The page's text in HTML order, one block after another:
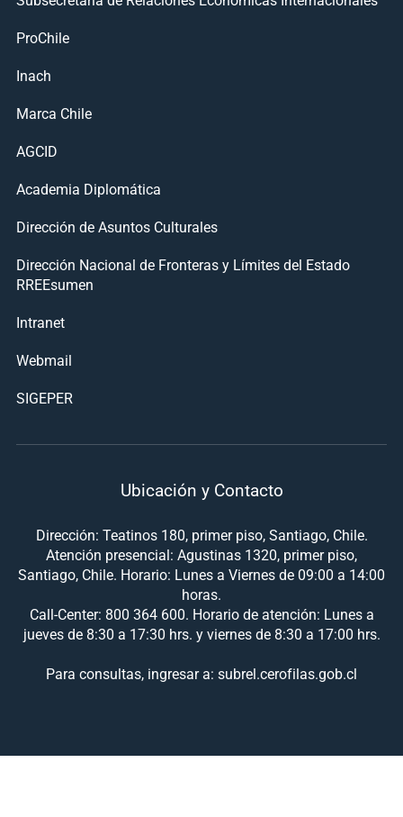
ProChile
Inach
Marca Chile
AGCID
Academia Diplomática
Dirección de Asuntos Culturales
Dirección Nacional de Fronteras y Límites del Estado
RREEsumen
Intranet
Webmail
SIGEPER
Ubicación y Contacto
Dirección: Teatinos 180, primer piso, Santiago, Chile.
Atención presencial: Agustinas 1320, primer piso,
Santiago, Chile. Horario: Lunes a Viernes de 09:00 a 14:00
horas.
Call-Center: 800 364 600. Horario de atención: Lunes a
jueves de 8:30 a 17:30 hrs. y viernes de 8:30 a 17:00 hrs.
Para consultas, ingresar a: subrel.cerofilas.gob.cl